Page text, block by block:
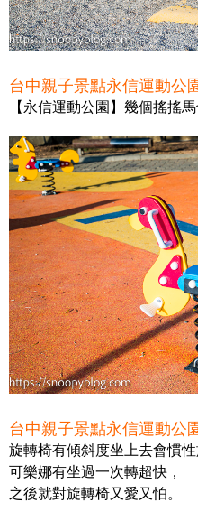
台中親子景點永信運動公
【永信運動公園】幾個搖搖
台中親子景點永信運動公
旋轉椅有傾斜度坐上去會慣性
可樂娜有坐過一次轉超快，
之後就對旋轉椅又愛又怕。